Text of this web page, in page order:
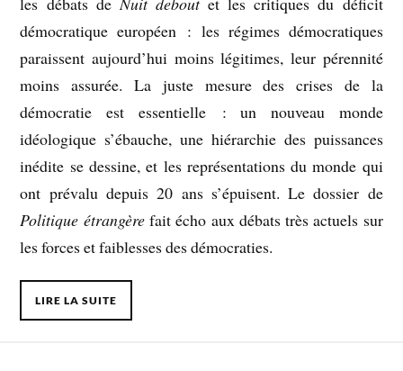
démocratique européen : les régimes démocratiques
paraissent aujourd’hui moins légitimes, leur pérennité
moins assurée. La juste mesure des crises de la
démocratie est essentielle : un nouveau monde
idéologique s’ébauche, une hiérarchie des puissances
inédite se dessine, et les représentations du monde qui
ont prévalu depuis 20 ans s’épuisent. Le dossier de
Politique étrangèrefait écho aux débats très actuels sur
les forces et faiblesses des démocraties.
LIRE LA SUITE